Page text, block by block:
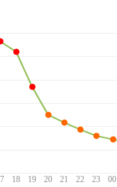
18 19 20 21 22 23 00